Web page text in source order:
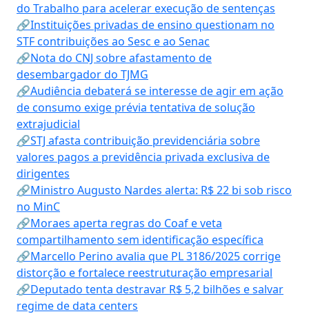
do Trabalho para acelerar execução de sentenças
🔗Instituições privadas de ensino questionam no
STF contribuições ao Sesc e ao Senac
🔗Nota do CNJ sobre afastamento de
desembargador do TJMG
🔗Audiência debaterá se interesse de agir em ação
de consumo exige prévia tentativa de solução
extrajudicial
🔗STJ afasta contribuição previdenciária sobre
valores pagos a previdência privada exclusiva de
dirigentes
🔗Ministro Augusto Nardes alerta: R$ 22 bi sob risco
no MinC
🔗Moraes aperta regras do Coaf e veta
compartilhamento sem identificação específica
🔗Marcello Perino avalia que PL 3186/2025 corrige
distorção e fortalece reestruturação empresarial
🔗Deputado tenta destravar R$ 5,2 bilhões e salvar
regime de data centers